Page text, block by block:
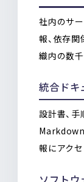
社内のサ
報、依存
織内の数
統合ド
設計書、手
Markdown
報にアクセ